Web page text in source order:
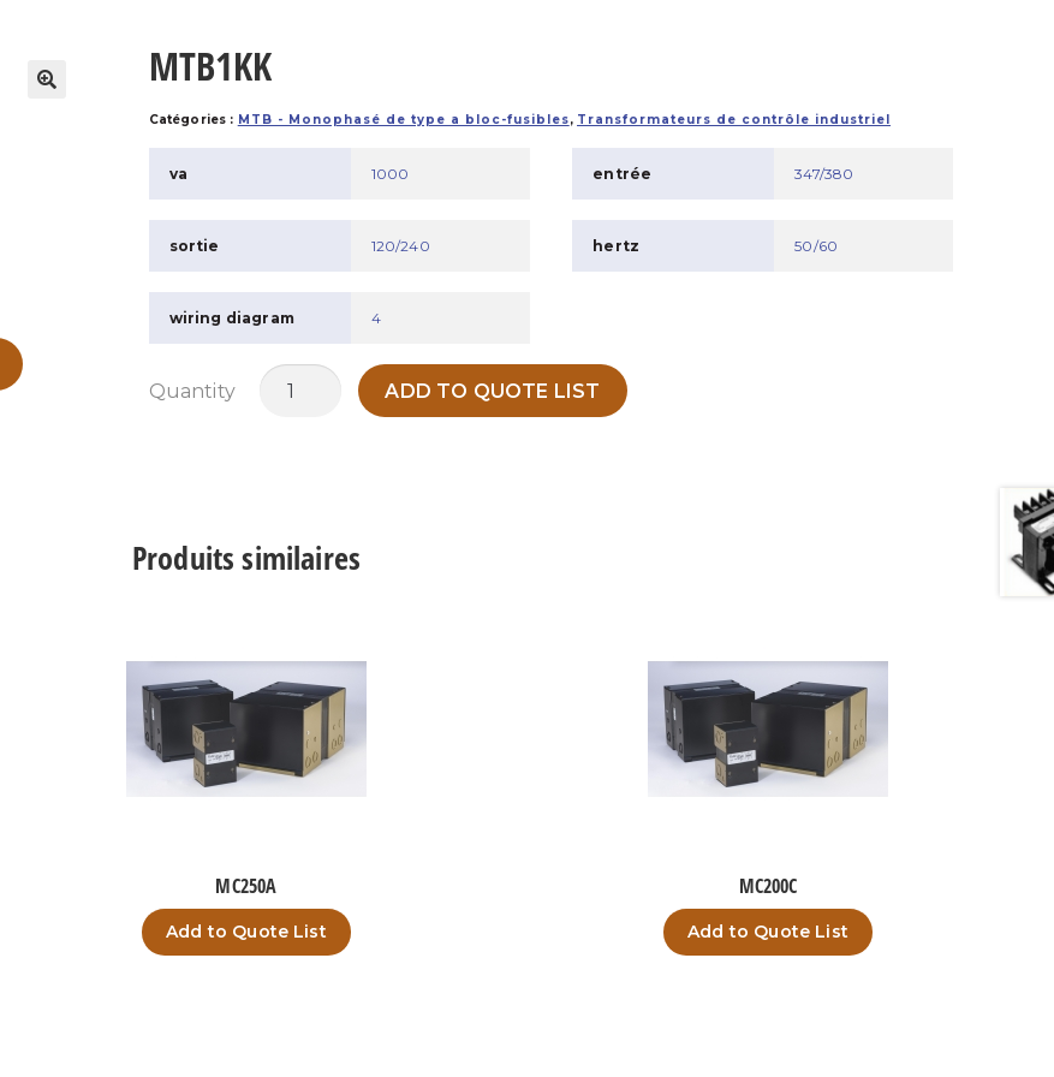
MTB1KK
Catégories : MTB - Monophasé de type a bloc-fusibles, Transformateurs de contrôle industriel
va 1000 entrée 347/380
sortie 120/240 hertz 50/60
wiring diagram 4
Quantity
quantité
ADD TO QUOTE LIST
Produits similaires
MC250A
Add to Quote List
MC200C
Add to Quote List